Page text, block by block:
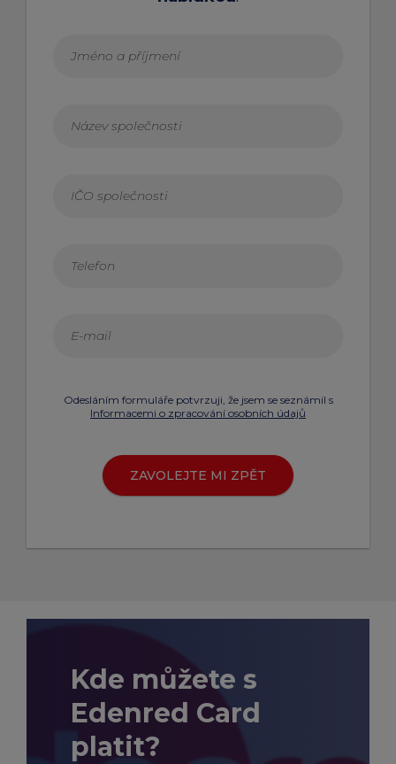
Odesláním formuláře potvrzuji, že jsem se seznámil s
Informacemi o zpracování osobních údajů
ZAVOLEJTE MI ZPĚT
Kde můžete s
Edenred Card
platit?